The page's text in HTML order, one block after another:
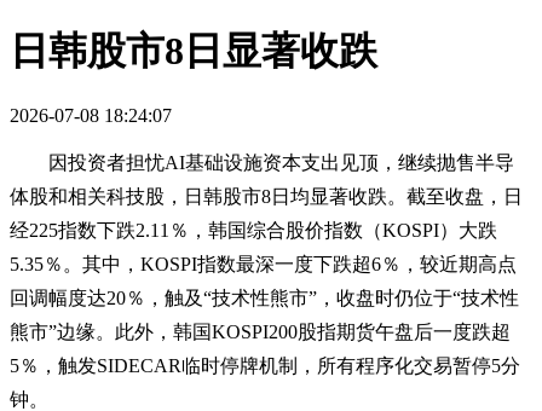
日韩股市8日显著收跌
2026-07-08 18:24:07
因投资者担忧AI基础设施资本支出见顶，继续抛售半导
体股和相关科技股，日韩股市8日均显著收跌。截至收盘，日
经225指数下跌2.11％，韩国综合股价指数（KOSPI）大跌
5.35％。其中，KOSPI指数最深一度下跌超6％，较近期高点
回调幅度达20％，触及“技术性熊市”，收盘时仍位于“技术性
熊市”边缘。此外，韩国KOSPI200股指期货午盘后一度跌超
5％，触发SIDECAR临时停牌机制，所有程序化交易暂停5分
钟。